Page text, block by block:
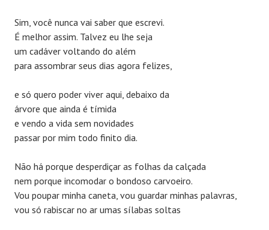
Sim, você nunca vai saber que escrevi.
É melhor assim. Talvez eu lhe seja
um cadáver voltando do além
para assombrar seus dias agora felizes,
e só quero poder viver aqui, debaixo da
árvore que ainda é tímida
e vendo a vida sem novidades
passar por mim todo finito dia.
Não há porque desperdiçar as folhas da calçada
nem porque incomodar o bondoso carvoeiro.
Vou poupar minha caneta, vou guardar minhas palavras,
vou só rabiscar no ar umas sílabas soltas